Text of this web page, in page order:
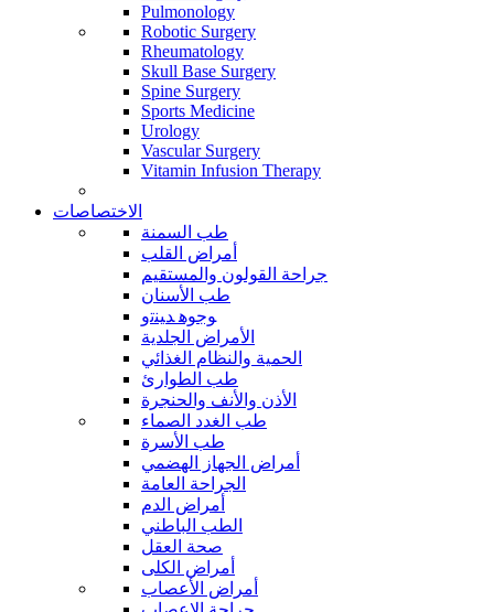
Pulmonology
Robotic Surgery
Rheumatology
Skull Base Surgery
Spine Surgery
Sports Medicine
Urology
Vascular Surgery
Vitamin Infusion Therapy
الاختصاصات
طب السمنة
أمراض القلب
جراحة القولون والمستقيم
طب الأسنان
ﻮﺟﻮﻫ ﺪﻴﻨﺗﻭ
الأمراض الجلدية
الحمية والنظام الغذائي
طب الطوارئ
الأذن والأنف والحنجرة
طب الغدد الصماء
طب الأسرة
أمراض الجهاز الهضمي
الجراحة العامة
أمراض الدم
الطب الباطني
صحة العقل
أمراض الكلى
أمراض الأعصاب